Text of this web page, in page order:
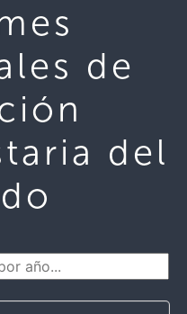
de
del